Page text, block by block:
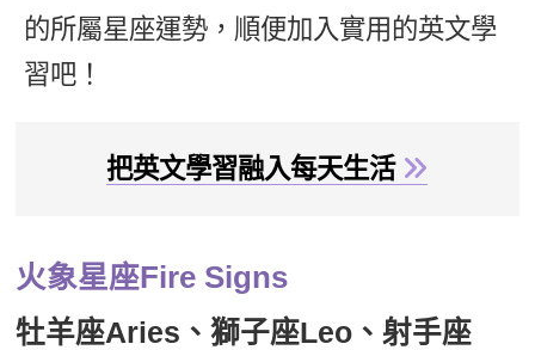
新聞英文
的所屬星座運勢，順便加入實用的英文學
習吧！
把英文學習融入每天生活
火象星座Fire Signs
牡羊座Aries、獅子座Leo、射手座